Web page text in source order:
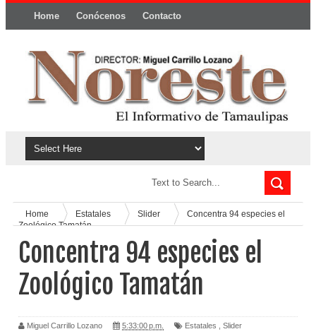
Home Conócenos Contacto
Home Estatales Slider
Concentra 94 especies el
Zoológico Tamatán
Concentra 94 especies el
Zoológico Tamatán
Miguel Carrillo Lozano 5:33:00 p.m. Estatales Slider